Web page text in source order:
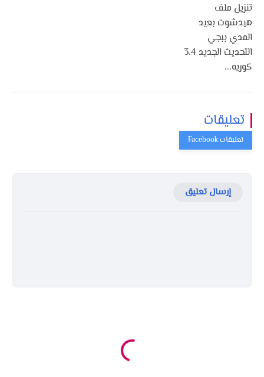
تنزيل ملف
هيدشوت بعيد
المدي ببجي
التحديث الجديد 3.4
كوريه...
تعليقات
إرسال تعليق